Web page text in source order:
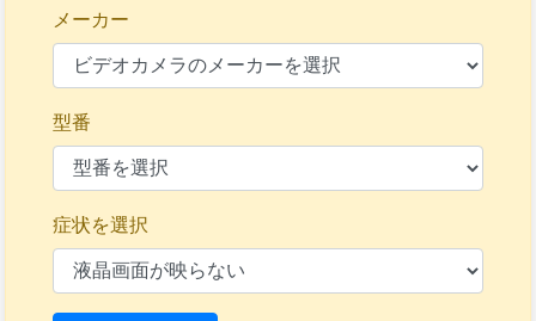
メーカー
型番
症状を選択